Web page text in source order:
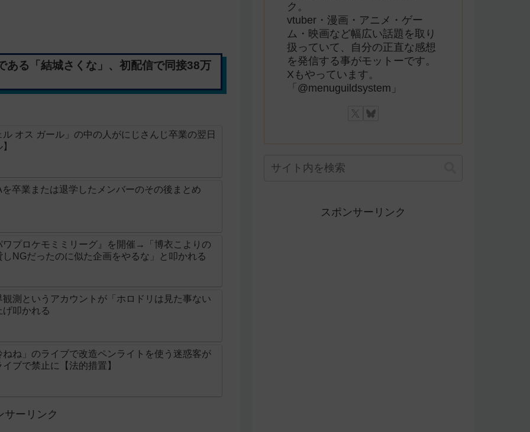
ある「結城さくな」、初配信で同接38万
オス ガール」の中の人がにじさんじ卒業の翌日
卒業または退学したメンバーのその後まとめ
プロケモミミリーグ』を開催→「博衣こよりの
NGだったのに似た企画をやるな」と叩かれる
測というアカウントが「ホロドリは見た事ない
叩かれる
ね」のライブで改造ペンライトを使う迷惑客が
ブで禁止に【法的措置】
サーリンク
ク。
vtuber・漫画・アニメ・ゲー
ム・映画など幅広い話題を取り
扱っていて、自分の正直な感想
を発信する事がモットーです。
Xもやっています。
「@menuguildsystem」
スポンサーリンク